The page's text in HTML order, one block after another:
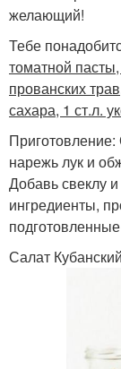
желающий!
Тебе
томатной
прованских
сахара, 1 ст.л.
Приготовление:
нарежь лук и
Добавь свеклу
ингредиенты,
Салат